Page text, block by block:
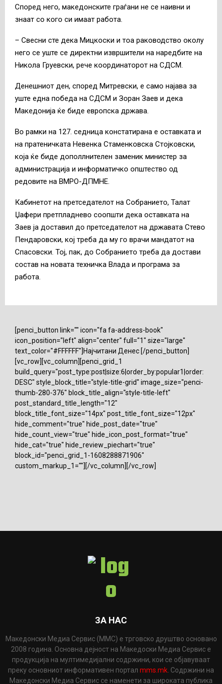
Според него, македонските граѓани не се наивни и
знаат со кого си имаат работа.
– Свесни сте дека Мицкоски и тоа раководство околу
него се уште се директни извршители на наредбите на
Никола Груевски, рече координаторот на СДСМ.
Денешниот ден, според Митревски, е само најава за
уште една победа на СДСМ и Зоран Заев и дека
Македонија ќе биде европска држава.
Во рамки на 127. седница констатирана е оставката и
на пратеничката Невенка Стаменковска Стојковски,
која ќе биде дополлнителен заменик министер за
администрација и информатичко општество од
редовите на ВМРО-ДПМНЕ.
Кабинетот на претседателот на Собранието, Талат
Џафери претпладнево соопшти дека оставката на
Заев ја доставил до претседателот на државата Стево
Пендаровски, кој треба да му го врачи мандатот на
Спасовски. Тој, пак, до Собранието треба да достави
состав на новата техничка Влада и програма за
работа.
[penci_button link="" icon="fa fa-address-book"
icon_position="left" align="center" full="1" size="large"
text_color="#FFFFFF"]Најчитани Денес [/penci_button]
[vc_row][vc_column][penci_grid_1
build_query="post_type:post|size:6|order_by:popular1|order:
DESC" style_block_title="style-title-grid" image_size="penci-
thumb-280-376" block_title_align="style-title-left"
post_standard_title_length="12"
block_title_font_size="14px" post_title_font_size="12px"
hide_comment="true" hide_post_date="true"
hide_count_view="true" hide_icon_post_format="true"
hide_cat="true" hide_review_piechart="true"
block_id="penci_grid_1-1608288871906"
custom_markup_1=""][/vc_column][/vc_row]
ЗА НАС
Македонски Медиа Сервис (ММС) е трговско друштво основано
2008 година. Основна дејност на Македоски Медиа Сервис е
продукција на мултимедијални содржини, кои се објавуваат
преку основниот информативен портал mms.mk . Содржини на
Македонски Медиа Сервис се наменети за широката публика